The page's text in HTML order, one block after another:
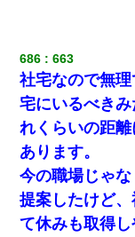
686 663
社宅なので無
宅にいるべき
れくらいの距
あります。
今の職場じゃ
提案したけど
て休みも取得